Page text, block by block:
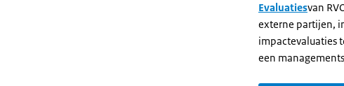
Evaluatiesvan
externe partijen,
impactevaluaties
een